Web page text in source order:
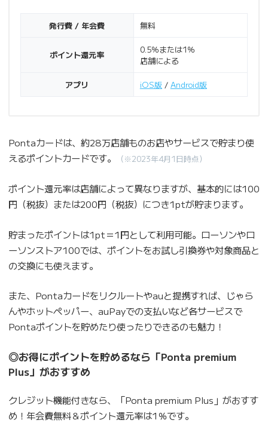
発行費 / 年会費 無料
ポイント還元率
0.5％または1％
店舗による
アプリ iOS版/ Android版
Pontaカードは、約28万店舗ものお店やサービスで貯まり使
えるポイントカードです。
（※2023年4月1日時点）
ポイント還元率は店舗によって異なりますが、基本的には100
円（税抜）または200円（税抜）につき1ptが貯まります。
貯まったポイントは1pt＝1円として利用可能。ローソンやロ
ーソンストア100では、ポイントをお試し引換券や対象商品と
の交換にも使えます。
また、Pontaカードをリクルートやauと提携すれば、じゃら
んやホットペッパー、auPayでの支払いなど各サービスで
Pontaポイントを貯めたり使ったりできるのも魅力！
◎お得にポイントを貯めるなら「Ponta premium
Plus」がおすすめ
クレジット機能付きなら、「Ponta premium Plus」がおすす
め！年会費無料＆ポイント還元率は1％です。